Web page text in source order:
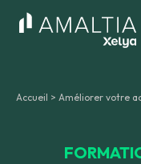
Accueil > Améliorer votre